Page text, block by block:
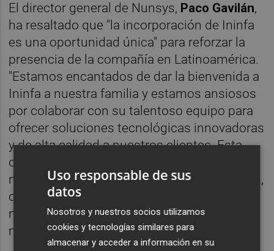
El director general de Nunsys, Paco Gavilán,
ha resaltado que "la incorporación de Ininfa
es una oportunidad única" para reforzar la
presencia de la compañía en Latinoamérica.
"Estamos encantados de dar la bienvenida a
Ininfa a nuestra familia y estamos ansiosos
por colaborar con su talentoso equipo para
ofrecer soluciones tecnológicas innovadoras
y de alta calidad a nuestros clientes. Esta
operación también supone un paso más en
nuestro objetivo de ser una compañía global,
capaz de atender a las necesidades de
nuestros clientes en cualquier lugar del
mundo", ha señalado
Uso responsable de sus
datos
Nosotros y nuestros socios utilizamos
cookies y tecnologías similares para
almacenar y acceder a información en su